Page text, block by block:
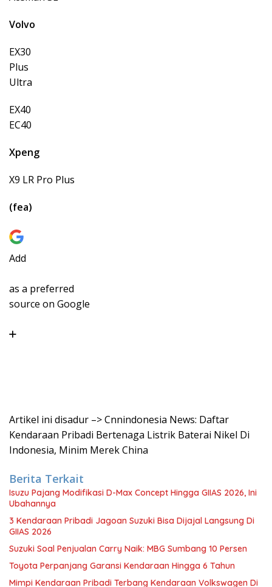
Volvo
EX30
Plus
Ultra
EX40
EC40
Xpeng
X9 LR Pro Plus
(fea)
Add
as a preferred
source on Google
Artikel ini disadur –> Cnnindonesia News: Daftar
Kendaraan Pribadi Bertenaga Listrik Baterai Nikel Di
Indonesia, Minim Merek China
Berita Terkait
Isuzu Pajang Modifikasi D-Max Concept Hingga GIIAS 2026, Ini
Ubahannya
3 Kendaraan Pribadi Jagoan Suzuki Bisa Dijajal Langsung Di
GIIAS 2026
Suzuki Soal Penjualan Carry Naik: MBG Sumbang 10 Persen
Toyota Perpanjang Garansi Kendaraan Hingga 6 Tahun
Mimpi Kendaraan Pribadi Terbang Kendaraan Volkswagen Di